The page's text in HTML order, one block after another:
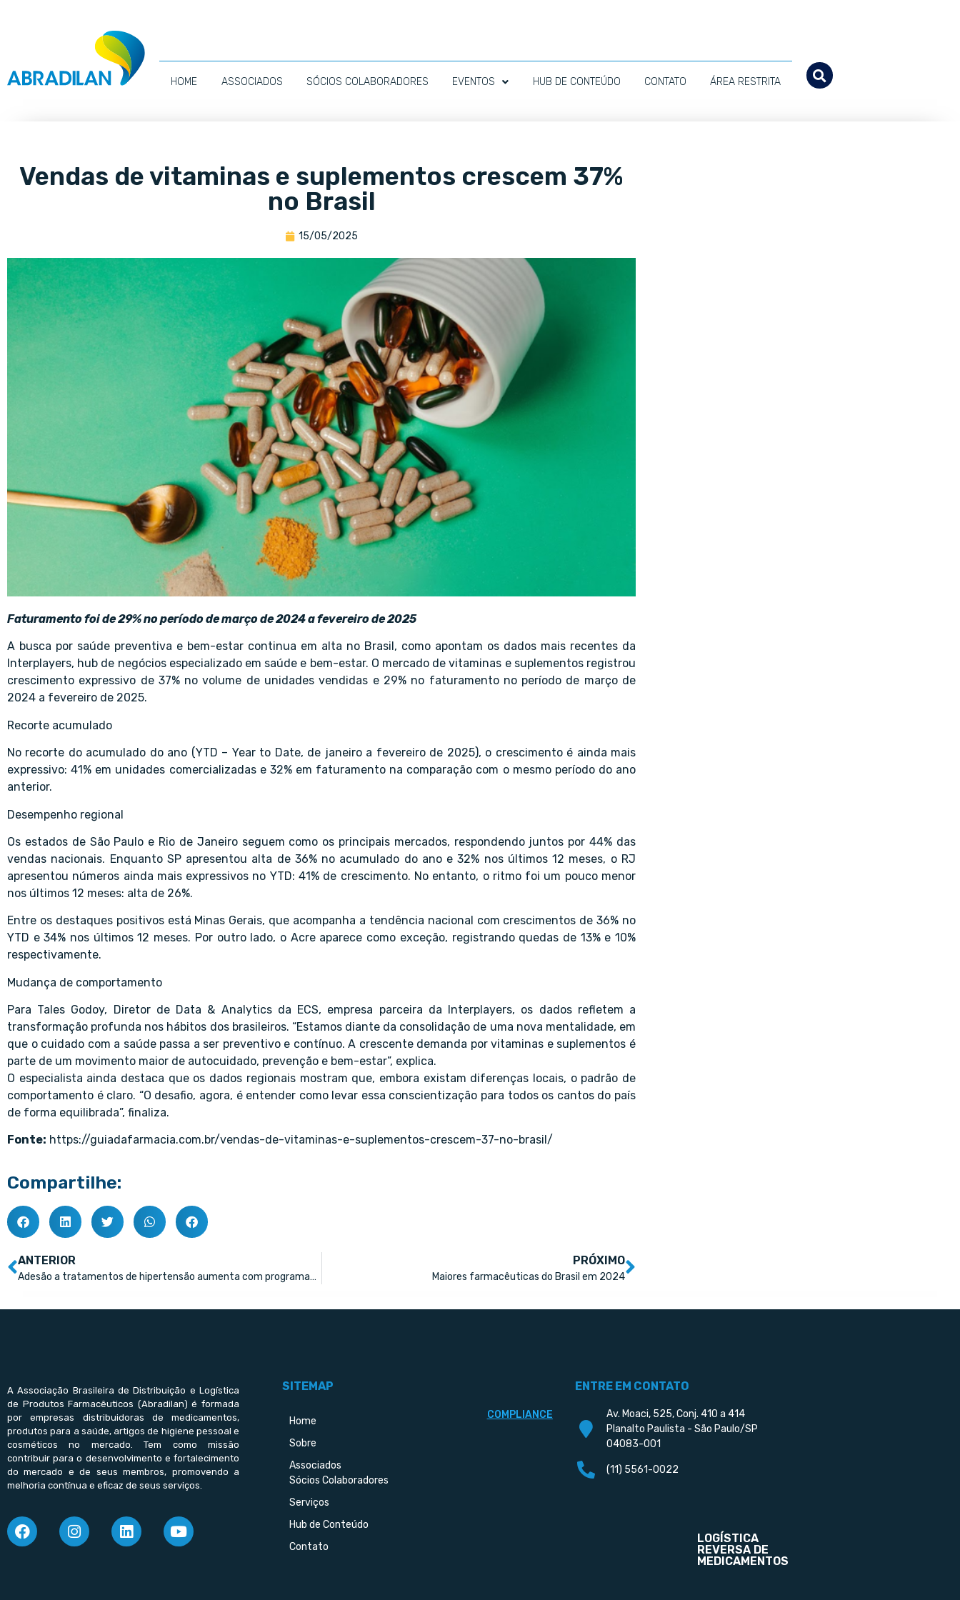
HOME ASSOCIADOS SÓCIOS COLABORADORES EVENTOS HUB DE CONTEÚDO CONTATO ÁREA RESTRITA
Vendas de vitaminas e suplementos crescem 37%
no Brasil
15/05/2025
Faturamento foi de 29% no período de março de 2024 a fevereiro de 2025
A busca por saúde preventiva e bem-estar continua em alta no Brasil, como apontam os dados mais recentes da
Interplayers, hub de negócios especializado em saúde e bem-estar. O mercado de vitaminas e suplementos registrou
crescimento expressivo de 37% no volume de unidades vendidas e 29% no faturamento no período de março de
2024 a fevereiro de 2025.
Recorte acumulado
No recorte do acumulado do ano (YTD – Year to Date, de janeiro a fevereiro de 2025), o crescimento é ainda mais
expressivo: 41% em unidades comercializadas e 32% em faturamento na comparação com o mesmo período do ano
anterior.
Desempenho regional
Os estados de São Paulo e Rio de Janeiro seguem como os principais mercados, respondendo juntos por 44% das
vendas nacionais. Enquanto SP apresentou alta de 36% no acumulado do ano e 32% nos últimos 12 meses, o RJ
apresentou números ainda mais expressivos no YTD: 41% de crescimento. No entanto, o ritmo foi um pouco menor
nos últimos 12 meses: alta de 26%.
Entre os destaques positivos está Minas Gerais, que acompanha a tendência nacional com crescimentos de 36% no
YTD e 34% nos últimos 12 meses. Por outro lado, o Acre aparece como exceção, registrando quedas de 13% e 10%
respectivamente.
Mudança de comportamento
Para Tales Godoy, Diretor de Data & Analytics da ECS, empresa parceira da Interplayers, os dados refletem a
transformação profunda nos hábitos dos brasileiros. “Estamos diante da consolidação de uma nova mentalidade, em
que o cuidado com a saúde passa a ser preventivo e contínuo. A crescente demanda por vitaminas e suplementos é
parte de um movimento maior de autocuidado, prevenção e bem-estar”, explica.
O especialista ainda destaca que os dados regionais mostram que, embora existam diferenças locais, o padrão de
comportamento é claro. “O desafio, agora, é entender como levar essa conscientização para todos os cantos do país
de forma equilibrada”, finaliza.
Fonte: https://guiadafarmacia.com.br/vendas-de-vitaminas-e-suplementos-crescem-37-no-brasil/
Compartilhe:
ANTERIOR
Adesão a tratamentos de hipertensão aumenta com programas de benefício farmácia, revela levantamento
PRÓXIMO
Maiores farmacêuticas do Brasil em 2024
A Associação Brasileira de Distribuição e Logística
de Produtos Farmacêuticos (Abradilan) é formada
por empresas distribuidoras de medicamentos,
produtos para a saúde, artigos de higiene pessoal e
cosméticos no mercado. Tem como missão
contribuir para o desenvolvimento e fortalecimento
do mercado e de seus membros, promovendo a
melhoria contínua e eficaz de seus serviços.
SITEMAP
Home
Sobre
Associados
Sócios Colaboradores
Serviços
Hub de Conteúdo
Contato
COMPLIANCE
ENTRE EM CONTATO
Av. Moaci, 525, Conj. 410 a 414
Planalto Paulista - São Paulo/SP
04083-001
(11) 5561-0022
LOGÍSTICA
REVERSA DE
MEDICAMENTOS